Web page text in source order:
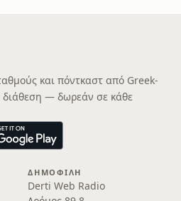
και πόντκαστ από Greek-
— δωρεάν σε κάθε
ΔΗΜΟΦΙΛΉ
Derti Web Radio